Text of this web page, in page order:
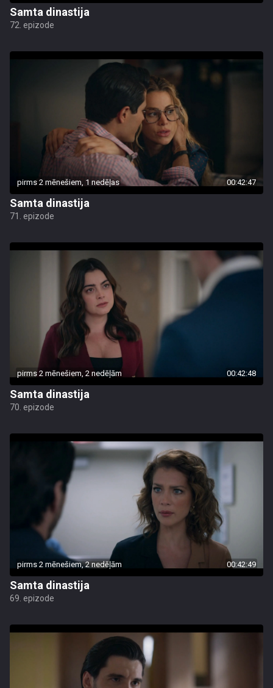
Samta dinastija
72. epizode
pirms 2 mēnešiem, 1 nedēļas 00:42:47
Samta dinastija
71. epizode
pirms 2 mēnešiem, 2 nedēļām 00:42:48
Samta dinastija
70. epizode
pirms 2 mēnešiem, 2 nedēļām 00:42:49
Samta dinastija
69. epizode